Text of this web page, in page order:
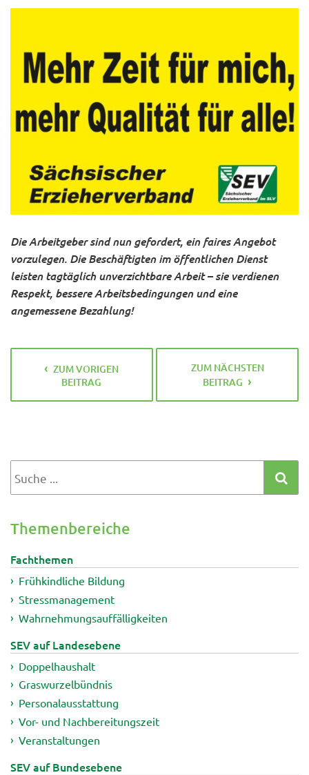
Die Arbeitgeber sind nun gefordert, ein faires Angebot
vorzulegen. Die Beschäftigten im öffentlichen Dienst
leisten tagtäglich unverzichtbare Arbeit – sie verdienen
Respekt, bessere Arbeitsbedingungen und eine
angemessene Bezahlung!
ZUM VORIGEN
BEITRAG
ZUM NÄCHSTEN
BEITRAG
Themenbereiche
Fachthemen
Frühkindliche Bildung
Stressmanagement
Wahrnehmungsauffälligkeiten
SEV auf Landesebene
Doppelhaushalt
Graswurzelbündnis
Personalausstattung
Vor- und Nachbereitungszeit
Veranstaltungen
SEV auf Bundesebene